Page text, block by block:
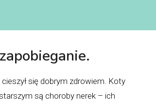
cieszył się dobrym zdrowiem. Koty
są choroby nerek – ich